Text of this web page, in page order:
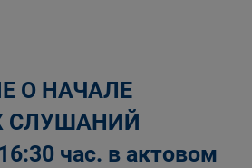
О НАЧАЛЕ
СЛУШАНИЙ
час. в актовом